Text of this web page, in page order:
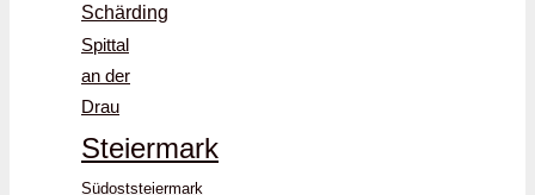
Schärding
Spittal
an der
Drau
Steiermark
Südoststeiermark